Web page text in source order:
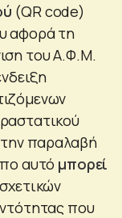
(QR code)
αφορά τη
του Α.Φ.Μ.
την παραλαβή
αυτό μπορεί
που